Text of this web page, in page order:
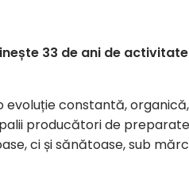
33 de ani de
evoluție constantă,
producători de
ci și sănătoase, sub